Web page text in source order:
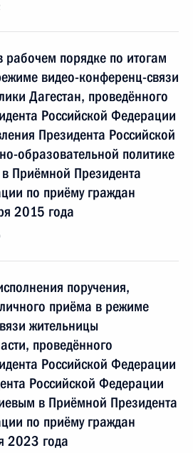
рабочем порядке по итогам
видео-конференц-связи
Дагестан, проведённого
Российской Федерации
Президента Российской
образовательной политике
Приёмной Президента
по приёму граждан
2015 года
поручения,
приёма в режиме
жительницы
проведённого
Российской Федерации
Российской Федерации
в Приёмной Президента
по приёму граждан
2023 года